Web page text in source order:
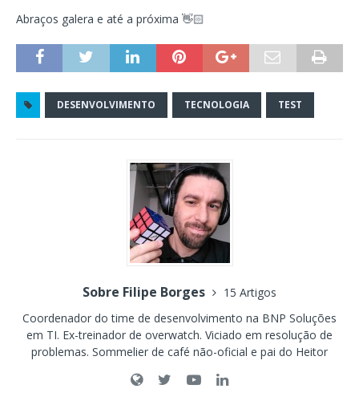
Abraços galera e até a próxima 👋🏻
DESENVOLVIMENTO TECNOLOGIA TEST
Sobre Filipe Borges
15 Artigos
Coordenador do time de desenvolvimento na BNP Soluções
em TI. Ex-treinador de overwatch. Viciado em resolução de
problemas. Sommelier de café não-oficial e pai do Heitor